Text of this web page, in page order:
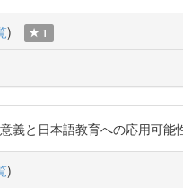
) 1
義と日本語教育への応用可
)